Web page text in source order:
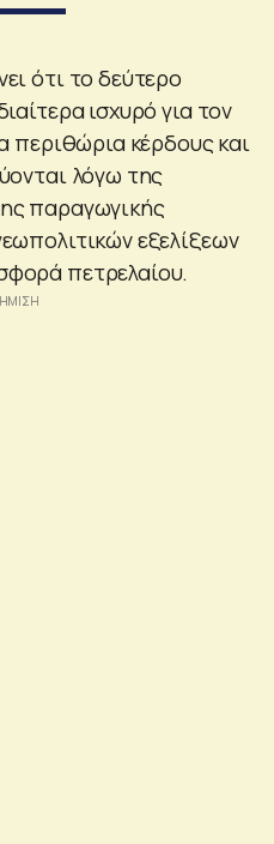
ότι το δεύτερο
ισχυρό για τον
περιθώρια κέρδους και
λόγω της
παραγωγικής
εξελίξεων
πετρελαίου.